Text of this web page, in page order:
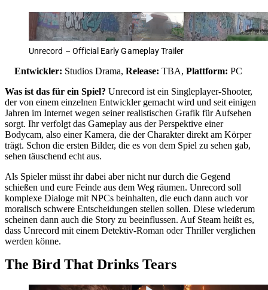
Unrecord – Official Early Gameplay Trailer
Entwickler: Studios Drama, Release: TBA, Plattform: PC
Was ist das für ein Spiel? Unrecord ist ein Singleplayer-Shooter,
der von einem einzelnen Entwickler gemacht wird und seit einigen
Jahren im Internet wegen seiner realistischen Grafik für Aufsehen
sorgt. Ihr verfolgt das Gameplay aus der Perspektive einer
Bodycam, also einer Kamera, die der Charakter direkt am Körper
trägt. Schon die ersten Bilder, die es von dem Spiel zu sehen gab,
sehen täuschend echt aus.
Als Spieler müsst ihr dabei aber nicht nur durch die Gegend
schießen und eure Feinde aus dem Weg räumen. Unrecord soll
komplexe Dialoge mit NPCs beinhalten, die euch dann auch vor
moralisch schwere Entscheidungen stellen sollen. Diese wiederum
scheinen dann auch die Story zu beeinflussen. Auf Steam heißt es,
dass Unrecord mit einem Detektiv-Roman oder Thriller verglichen
werden könne.
The Bird That Drinks Tears